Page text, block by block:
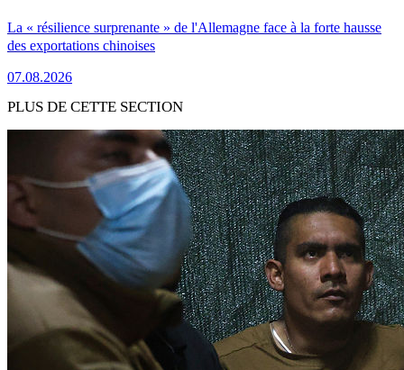
La « résilience surprenante » de l'Allemagne face à la forte hausse
des exportations chinoises
07.08.2026
PLUS DE CETTE SECTION